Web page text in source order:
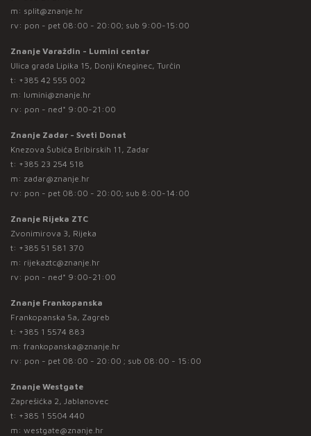
m: split@znanje.hr
rv: pon - pet 08:00 - 20:00; sub 9:00-15:00
Znanje Varaždin - Lumini centar
Ulica grada Lipika 15, Donji Kneginec, Turčin
t: +385 42 555 002
m: lumini@znanje.hr
rv: pon - ned* 9:00-21:00
Znanje Zadar - Sveti Donat
Knezova Šubića Bribirskih 11, Zadar
t: +385 23 254 518
m: zadar@znanje.hr
rv: pon - pet 08:00 - 20:00; sub 8:00-14:00
Znanje Rijeka ZTC
Zvonimirova 3, Rijeka
t: +385 51 581 370
m: rijekaztc@znanje.hr
rv: pon - ned* 9:00-21:00
Znanje Frankopanska
Frankopanska 5a, Zagreb
t: +385 1 5574 883
m: frankopanska@znanje.hr
rv: pon - pet 08:00 - 20:00 ; sub 08:00 - 15:00
Znanje Westgate
Zaprešićka 2, Jablanovec
t: +385 1 5504 440
m: westgate@znanje.hr